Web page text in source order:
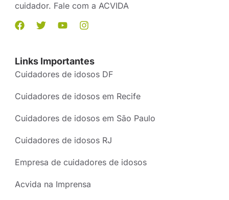
cuidador. Fale com a ACVIDA
Links Importantes
Cuidadores de idosos DF
Cuidadores de idosos em Recife
Cuidadores de idosos em São Paulo
Cuidadores de idosos RJ
Empresa de cuidadores de idosos
Acvida na Imprensa